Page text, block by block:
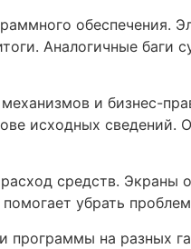
обеспечения.
Аналогичные баги
и бизнес-
исходных сведений.
средств.
убрать
на разных